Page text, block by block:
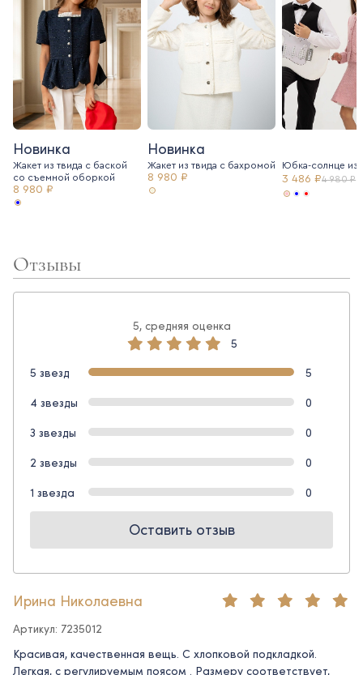
Новинка
Жакет из твида с баской
со съемной оборкой
8 980 ₽
Новинка
Жакет из твида c бахромой
8 980 ₽
Юбка-солнце из
3 486 ₽4 980 ₽
Отзывы
5, средняя оценка
5
5 звезд
5
4 звезды
0
3 звезды
0
2 звезды
0
1 звезда
0
Оставить отзыв
Ирина Николаевна
Артикул: 7235012
Красивая, качественная вещь. С хлопковой подкладкой.
Легкая, с регулируемым поясом . Размеру соответствует,